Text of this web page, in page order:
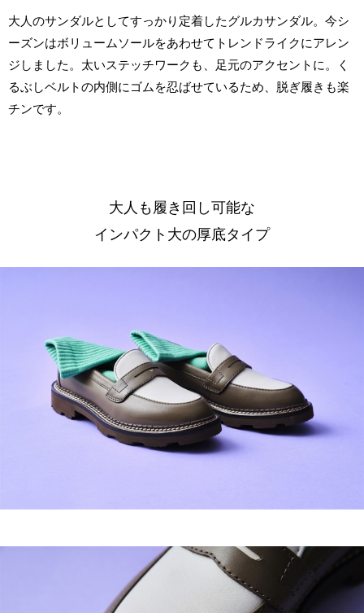
大人のサンダルとしてすっかり定着したグルカサンダル。今シ
ーズンはボリュームソールをあわせてトレンドライクにアレン
ジしました。太いステッチワークも、足元のアクセントに。く
るぶしベルトの内側にゴムを忍ばせているため、脱ぎ履きも楽
チンです。
大人も履き回し可能な
インパクト大の厚底タイプ